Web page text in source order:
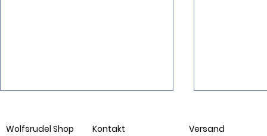
Wolfsrudel Shop
Kontakt
Versand